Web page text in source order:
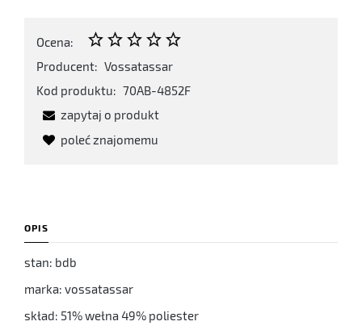
Ocena:
Producent: Vossatassar
Kod produktu: 70AB-4852F
zapytaj o produkt
poleć znajomemu
OPIS
stan: bdb
marka: vossatassar
skład: 51% wełna 49% poliester